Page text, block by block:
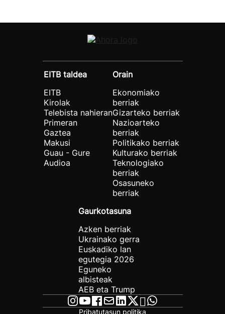
EITB taldea
EITB
Kirolak
Telebista nahieran
Primeran
Gaztea
Makusi
Guau - Gure
Audioa
Orain
Ekonomiako
berriak
Gizarteko berriak
Nazioarteko
berriak
Politikako berriak
Kulturako berriak
Teknologiako
berriak
Osasuneko
berriak
Gaurkotasuna
Azken berriak
Ukrainako gerra
Euskadiko lan
egutegia 2026
Eguneko
albisteak
AEB eta Trump
Pribatutasun politika